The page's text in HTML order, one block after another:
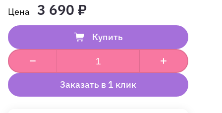
3 690 ₽
Купить
Заказать в 1 клик